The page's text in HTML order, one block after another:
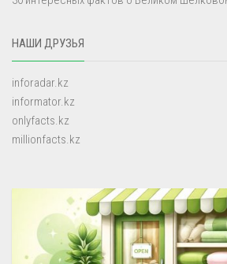
НАШИ ДРУЗЬЯ
inforadar.kz
informator.kz
onlyfacts.kz
millionfacts.kz